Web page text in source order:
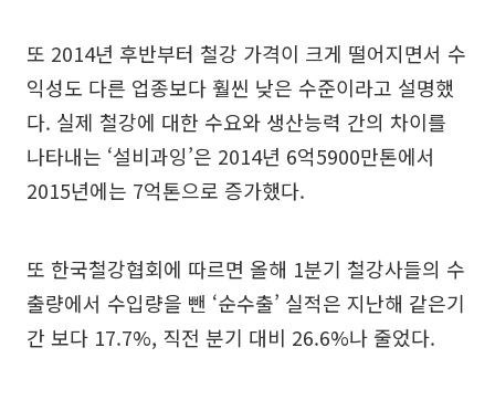
또 2014년 후반부터 철강 가격이 크게 떨어지면서 수
익성도 다른 업종보다 훨씬 낮은 수준이라고 설명했
다. 실제 철강에 대한 수요와 생산능력 간의 차이를
나타내는 ‘설비과잉’은 2014년 6억5900만톤에서
2015년에는 7억톤으로 증가했다.
또 한국철강협회에 따르면 올해 1분기 철강사들의 수
출량에서 수입량을 뺀 ‘순수출’ 실적은 지난해 같은기
간 보다 17.7%, 직전 분기 대비 26.6%나 줄었다.